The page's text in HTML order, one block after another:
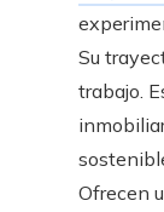
Su
trabajo.
Ofrecen